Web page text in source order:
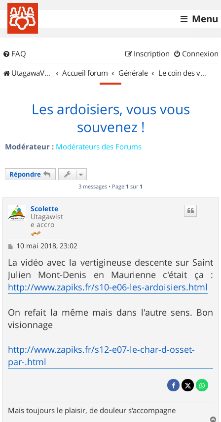
Menu
FAQ Connexion
Inscription
UtagawaVTT (Randos VTT et VTTAE avec traces GPS)
Accueil forum Générale Le coin des vidéastes
Les ardoisiers, vous vous
souvenez !
Modérateur : Modérateurs des Forums
Répondre
3 messages • Page 1 sur 1
Scolette
Utagawist
e accro
M
s
s
a
g
e
10 mai 2018, 23:02
La vidéo avec la vertigineuse descente sur Saint
Julien Mont-Denis en Maurienne c'était ça :
http://www.zapiks.fr/s10-e06-les-ardoisiers.html
On refait la même mais dans l'autre sens. Bon
visionnage
http://www.zapiks.fr/s12-e07-le-char-d-osset-
par-.html
Mais toujours le plaisir, de douleur s'accompagne